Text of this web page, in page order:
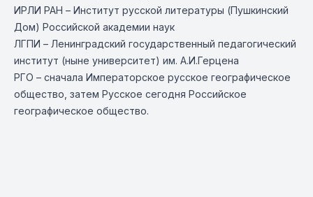
ИРЛИ РАН – Институт русской литературы (Пушкинский
Дом) Российской академии наук
ЛГПИ – Ленинградский государственный педагогический
институт (ныне университет) им. А.И.Герцена
РГО – сначала Императорское русское географическое
общество, затем Русское сегодня Российское
географическое общество.